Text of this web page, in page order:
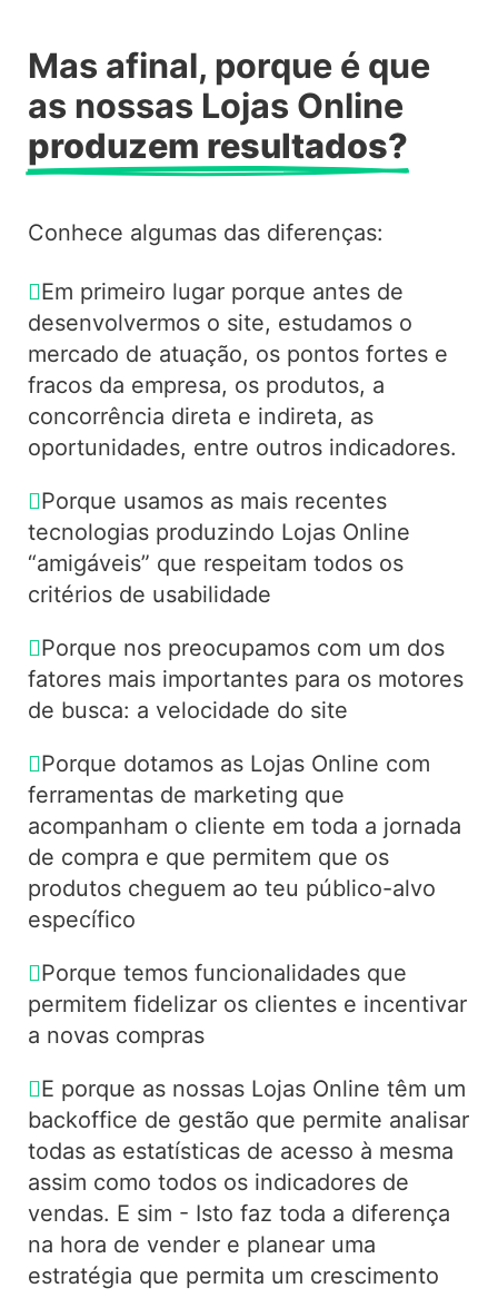
Mas afinal, porque é que
as nossas Lojas Online
produzem resultados?
Conhece algumas das diferenças:
Em primeiro lugar porque antes de
desenvolvermos o site, estudamos o
mercado de atuação, os pontos fortes e
fracos da empresa, os produtos, a
concorrência direta e indireta, as
oportunidades, entre outros indicadores.
Porque usamos as mais recentes
tecnologias produzindo Lojas Online
“amigáveis” que respeitam todos os
critérios de usabilidade
Porque nos preocupamos com um dos
fatores mais importantes para os motores
de busca: a velocidade do site
Porque dotamos as Lojas Online com
ferramentas de marketing que
acompanham o cliente em toda a jornada
de compra e que permitem que os
produtos cheguem ao teu público-alvo
específico
Porque temos funcionalidades que
permitem fidelizar os clientes e incentivar
a novas compras
E porque as nossas Lojas Online têm um
backoffice de gestão que permite analisar
todas as estatísticas de acesso à mesma
assim como todos os indicadores de
vendas. E sim - Isto faz toda a diferença
na hora de vender e planear uma
estratégia que permita um crescimento